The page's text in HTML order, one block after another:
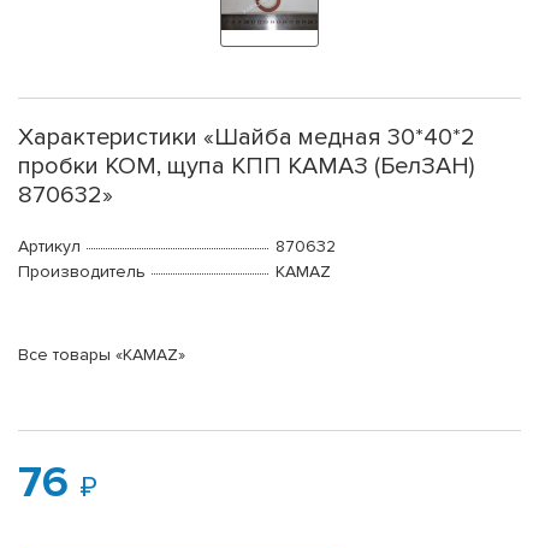
Характеристики «Шайба медная 30*40*2
пробки КОМ, щупа КПП КАМАЗ (БелЗАН)
870632»
Артикул
870632
Производитель
KAMAZ
Все товары «KAMAZ»
76